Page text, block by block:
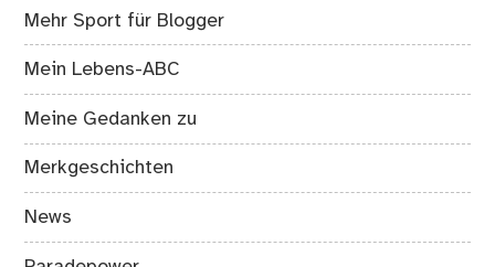
Mehr Sport für Blogger
Mein Lebens-ABC
Meine Gedanken zu
Merkgeschichten
News